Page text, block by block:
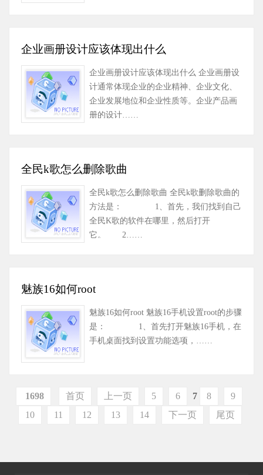
企业画册设计应该体现出什么
企业画册设计应该体现出什么 企业画册设
计通常体现企业的企业精神、企业文化、
企业发展地位和企业性质等。企业产品画
册的设计……
全民k歌怎么删除歌曲
全民k歌怎么删除歌曲 全民k歌删除歌曲的
方法是： 1、首先，我们找到自己
全民K歌的软件在哪里，然后打开
它。 2……
魅族16如何root
魅族16如何root 魅族16手机设置root的步骤
是： 1、首先打开魅族16手机，在
手机桌面找到设置功能选项，……
1698 首页 上一页 5 6 7 8
9
10
11 12 13 14 下一页 尾页